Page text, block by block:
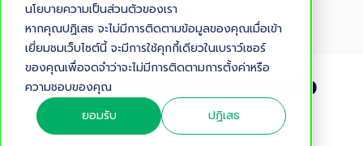
นโยบายความเป็นส่วนตัวของเรา
หากคุณปฏิเสธ จะไม่มีการติดตามข้อมูลของคุณเมื่อเข้า
เยี่ยมชมเว็บไซต์นี้ จะมีการใช้คุกกี้เดียวในเบราว์เซอร์
ของคุณเพื่อจดจำว่าจะไม่มีการติดตามการตั้งค่าหรือ
ความชอบของคุณ
ยอมรับ
ปฏิเสธ
นโยบายความเป็นส่วนตัว